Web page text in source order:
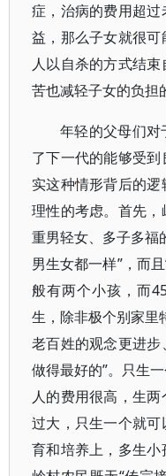
症，治病的费用超
益，那么子女就很
人以自杀的方式结
苦也减轻子女的负担
年轻的父母们对
了下一代的能够受
实这种情形背后的
理性的考虑。首先
重男轻女、多子多福
男生女都一样”，而
般有两个小孩，而
生，除非极个别家里
老百姓的观念更进
做得最好的”。只生
人的费用很高，生
过大，只生一个就
育和培养上，多生小